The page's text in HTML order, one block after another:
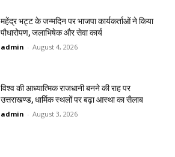
महेंद्र भट्ट के जन्मदिन पर भाजपा कार्यकर्ताओं ने किया
पौधारोपण, जलाभिषेक और सेवा कार्य
admin - August 4, 2026
विश्व की आध्यात्मिक राजधानी बनने की राह पर
उत्तराखण्ड, धार्मिक स्थलों पर बढ़ा आस्था का सैलाब
admin - August 3, 2026